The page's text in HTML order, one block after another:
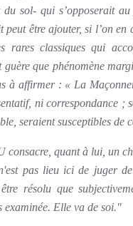
sol- qui s’opposerait
être ajouter, si l’on
classiques qui
guère que phénomène
à affirmer : « La
ni correspondance ;
seraient susceptibles
consacre, quant à lui, un
pas lieu ici de juger
résolu que
examinée. Elle va de soi."